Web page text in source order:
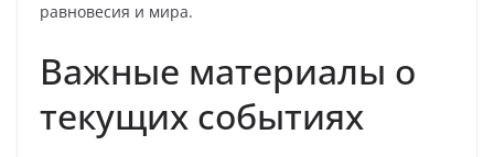
равновесия и мира.
Важные материалы о
текущих событиях